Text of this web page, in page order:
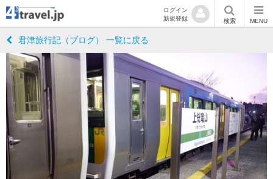
ログイン
新規登録
検索 MENU
君津旅行記（ブログ） 一覧に戻る